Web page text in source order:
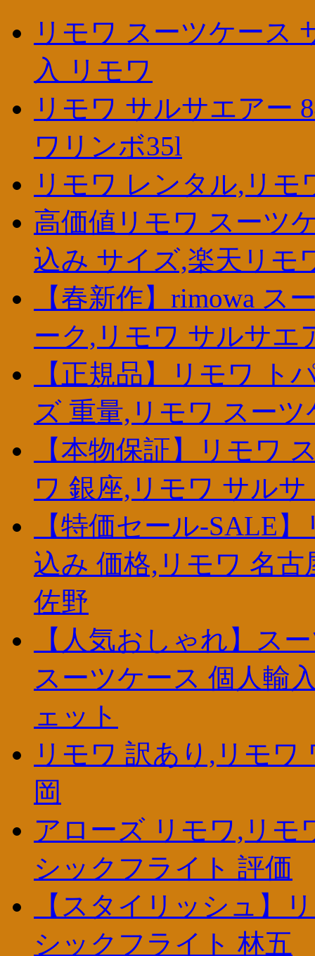
リモワ スーツケース
入 リモワ
リモワ サルサエアー
ワリンボ35l
リモワ レンタル,リモ
高価値リモワ スーツ
込み サイズ,楽天リモ
【春新作】rimowa
ーク,リモワ サルサエ
【正規品】リモワ ト
ズ 重量,リモワ スー
【本物保証】リモワ
ワ 銀座,リモワ サル
【特価セール-SALE
込み 価格,リモワ 名
佐野
【人気おしゃれ】ス
スーツケース 個人輸
ェット
リモワ 訳あり,リモワ
岡
アローズ リモワ,リモ
シックフライト 評価
【スタイリッシュ】
シックフライト 林五